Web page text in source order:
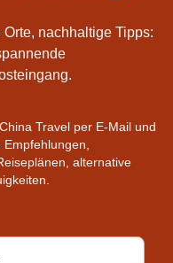
nachhaltige Tipps:
Travel per E-Mail und
alternative